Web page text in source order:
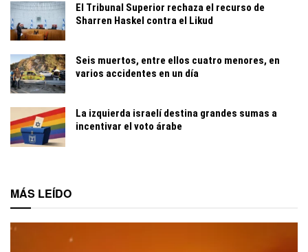
El Tribunal Superior rechaza el recurso de
Sharren Haskel contra el Likud
Seis muertos, entre ellos cuatro menores, en
varios accidentes en un día
La izquierda israelí destina grandes sumas a
incentivar el voto árabe
MÁS LEÍDO